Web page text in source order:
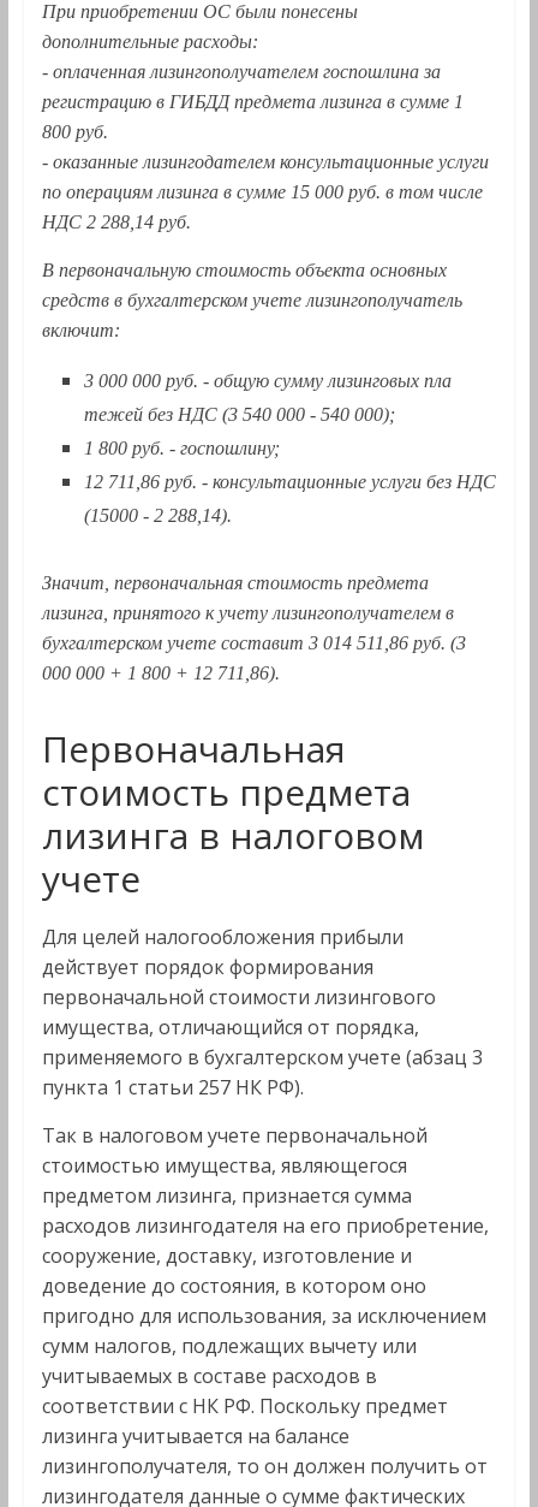
При приобретении ОС были понесены
дополнительные расходы:
- оплаченная лизингополучателем госпошлина за
регистрацию в ГИБДД предмета лизинга в сумме 1
800 руб.
- оказанные лизингодателем консультационные услуги
по операциям лизинга в сумме 15 000 руб. в том числе
НДС 2 288,14 руб.
В первоначальную стоимость объекта основных
средств в бухгалтерском учете лизингополучатель
включит:
3 000 000 руб. - общую сумму лизинговых пла
тежей без НДС (3 540 000 - 540 000);
1 800 руб. - госпошлину;
12 711,86 руб. - консультационные услуги без НДС
(15000 - 2 288,14).
Значит, первоначальная стоимость предмета
лизинга, принятого к учету лизингополучателем в
бухгалтерском учете составит 3 014 511,86 руб. (3
000 000 + 1 800 + 12 711,86).
Первоначальная
стоимость предмета
лизинга в налоговом
учете
Для целей налогообложения прибыли
действует порядок формирования
первоначальной стоимости лизингового
имущества, отличающийся от порядка,
применяемого в бухгалтерском учете (абзац 3
пункта 1 статьи 257 НК РФ).
Так в налоговом учете первоначальной
стоимостью имущества, являющегося
предметом лизинга, признается сумма
расходов лизингодателя на его приобретение,
сооружение, доставку, изготовление и
доведение до состояния, в котором оно
пригодно для использования, за исключением
сумм налогов, подлежащих вычету или
учитываемых в составе расходов в
соответствии с НК РФ. Поскольку предмет
лизинга учитывается на балансе
лизингополучателя, то он должен получить от
лизингодателя данные о сумме фактических